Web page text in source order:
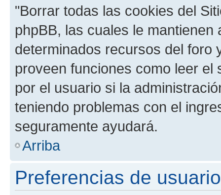
"Borrar todas las cookies del
phpBB, las cuales le
determinados recursos del foro
proveen funciones como leer el
por el usuario si la
teniendo problemas con el
seguramente ayudará.
Arriba
Preferencias de